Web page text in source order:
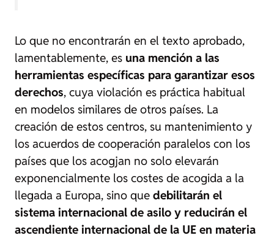
Lo que no encontrarán en el texto aprobado,
lamentablemente, es una mención a las
herramientas específicas para garantizar esos
derechos, cuya violación es práctica habitual
en modelos similares de otros países. La
creación de estos centros, su mantenimiento y
los acuerdos de cooperación paralelos con los
países que los acogjan no solo elevarán
exponencialmente los costes de acogida a la
llegada a Europa, sino que debilitarán el
sistema internacional de asilo y reducirán el
ascendiente internacional de la UE en materia